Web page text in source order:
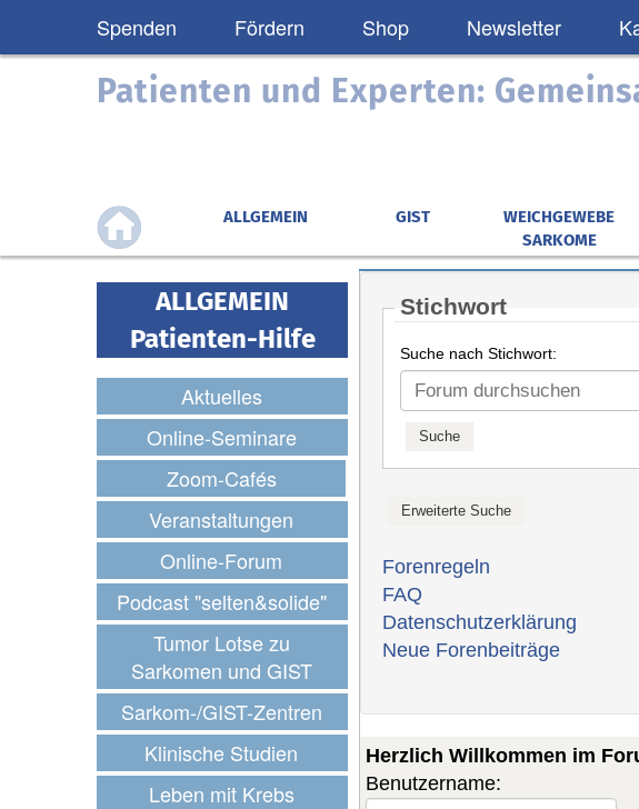
Spenden Fördern Shop Newsletter
Patienten und Experten:
ALLGEMEIN GIST
WEICHGEWEBE
SARKOME
ALLGEMEIN
Patienten-Hilfe
Aktuelles
Online-Seminare
Zoom-Cafés
Veranstaltungen
Online-Forum
Podcast "selten&solide"
Tumor Lotse zu
Sarkomen und GIST
Sarkom-/GIST-Zentren
Klinische Studien
Leben mit Krebs
Stichwort
Suche nach Stichwort:
Forenregeln
FAQ
Datenschutzerklärung
Neue Forenbeiträge
Herzlich Willkommen im
Benutzername: